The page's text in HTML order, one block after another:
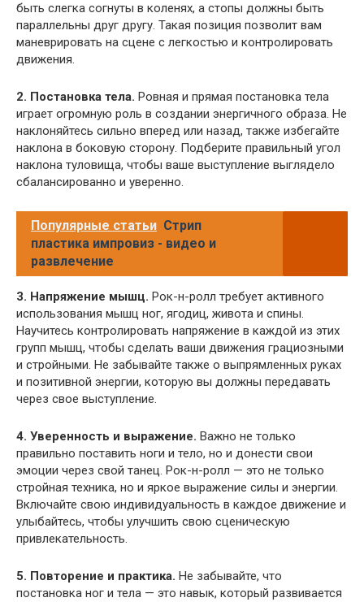
быть слегка согнуты в коленях, а стопы должны быть
параллельны друг другу. Такая позиция позволит вам
маневрировать на сцене с легкостью и контролировать
движения.
2. Постановка тела. Ровная и прямая постановка тела
играет огромную роль в создании энергичного образа. Не
наклоняйтесь сильно вперед или назад, также избегайте
наклона в боковую сторону. Подберите правильный угол
наклона туловища, чтобы ваше выступление выглядело
сбалансированно и уверенно.
Популярные статьи Стрип
пластика импровиз - видео и
развлечение
3. Напряжение мышц. Рок-н-ролл требует активного
использования мышц ног, ягодиц, живота и спины.
Научитесь контролировать напряжение в каждой из этих
групп мышц, чтобы сделать ваши движения грациозными
и стройными. Не забывайте также о выпрямленных руках
и позитивной энергии, которую вы должны передавать
через свое выступление.
4. Уверенность и выражение. Важно не только
правильно поставить ноги и тело, но и донести свои
эмоции через свой танец. Рок-н-ролл — это не только
стройная техника, но и яркое выражение силы и энергии.
Включайте свою индивидуальность в каждое движение и
улыбайтесь, чтобы улучшить свою сценическую
привлекательность.
5. Повторение и практика. Не забывайте, что
постановка ног и тела — это навык, который развивается